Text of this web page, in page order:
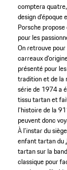
comptera
design
Porsche
pour les
On retrouve
carreaux
présenté pour
tradition et de la
série de 1974 a
tissu tartan et
l’histoire de la
peuvent donc
À l’instar du
enfant tartan du
tartan sur la
classique pour